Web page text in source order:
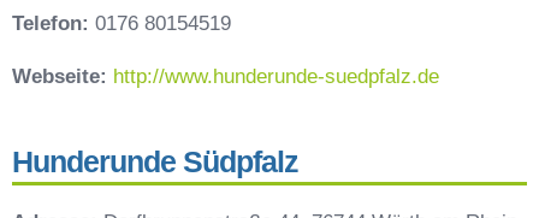
Telefon: 0176 80154519
Webseite: http://www.hunderunde-suedpfalz.de
Hunderunde Südpfalz